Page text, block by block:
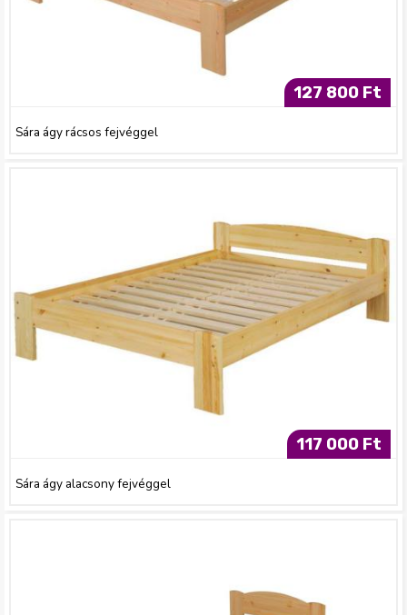
127 800 Ft
Sára ágy rácsos fejvéggel
117 000 Ft
Sára ágy alacsony fejvéggel